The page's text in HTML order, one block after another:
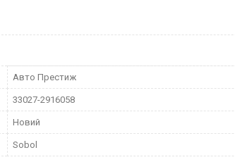
Авто Престиж
33027-2916058
Новий
Sobol